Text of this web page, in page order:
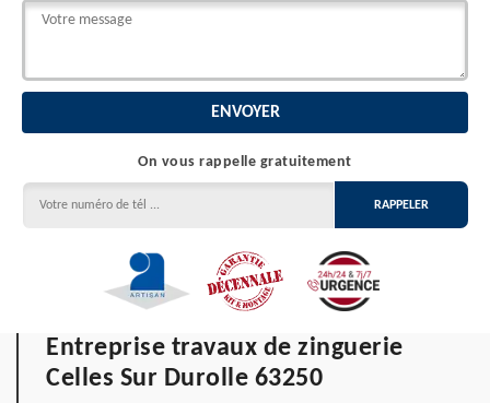
On vous rappelle gratuitement
Entreprise travaux de zinguerie
Celles Sur Durolle 63250